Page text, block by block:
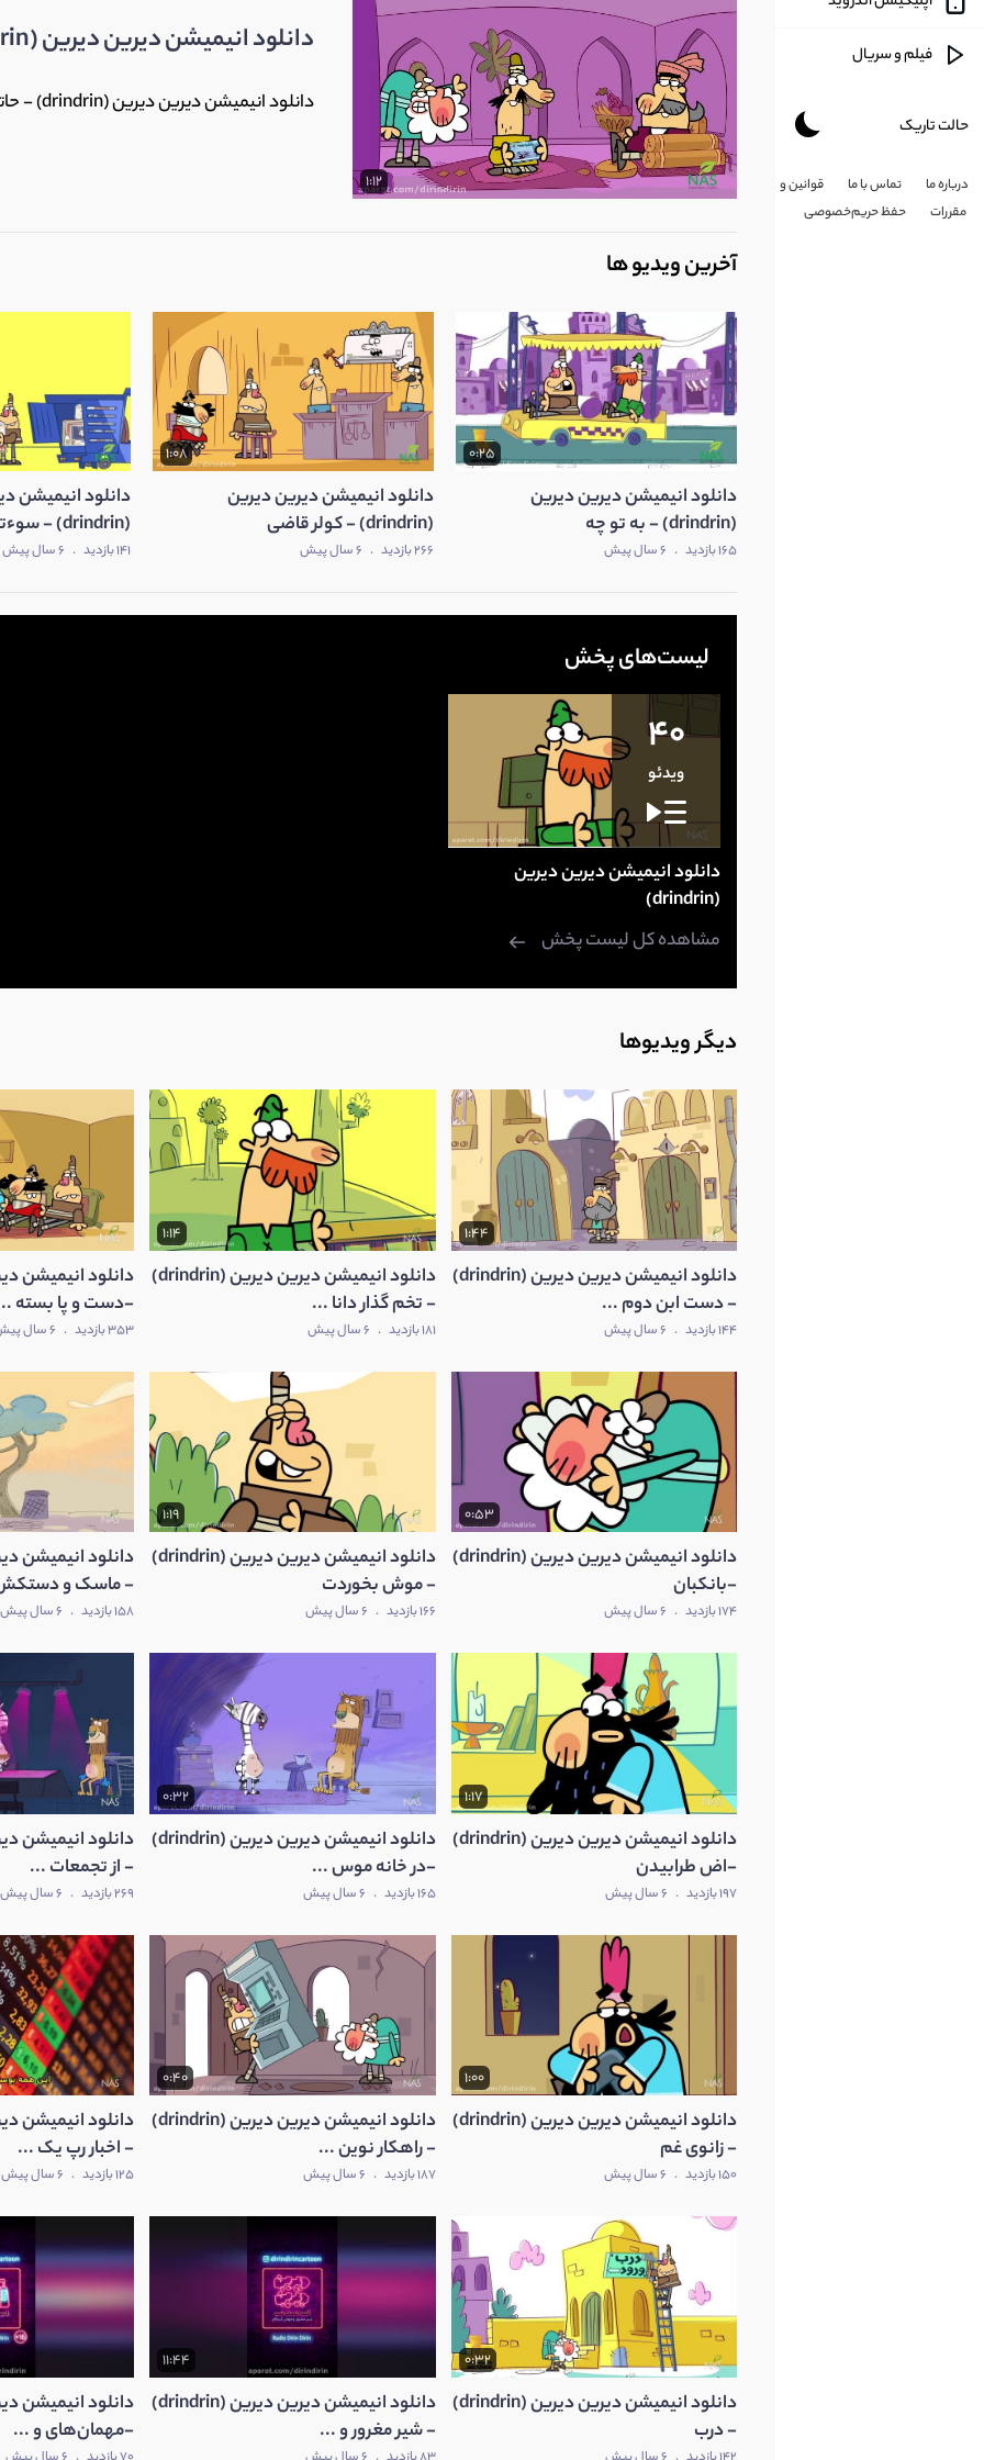
شخصی
فیلم و سریال
حالت تاریک
درباره ما تماس با ما
قوانین و
مقررات
حفظ حریم‌خصوصی
1:12
دانلود انیمیشن دیرین دیرین (drindrin) - حاتم طایی
دانلود انیمیشن دیرین دیرین (drindrin) - حاتم طایی
آخرین ویدیو ها
0:25
دانلود انیمیشن دیرین دیرین
(drindrin) - به تو چه
165 بازدید . 6 سال پیش
1:08
دانلود انیمیشن دیرین دیرین
(drindrin) - کولر قاضی
266 بازدید . 6 سال پیش
دانلود انیمیشن
(drindrin) - سوءتفاهم
141 بازدید . 6 سال پیش
لیست‌های پخش
40
ویدئو
دانلود انیمیشن دیرین دیرین
(drindrin)
مشاهده کل لیست پخش
دیگر ویدیوها
1:44
دانلود انیمیشن دیرین دیرین (drindrin)
- دست ابن دوم ...
144 بازدید . 6 سال پیش
1:14
دانلود انیمیشن دیرین دیرین (drindrin)
- تخم گذار دانا ...
181 بازدید . 6 سال پیش
-دست و پا بسته
353 بازدید . 6 سال پیش
0:53
دانلود انیمیشن دیرین دیرین (drindrin)
-بانکبان
174 بازدید . 6 سال پیش
1:19
دانلود انیمیشن دیرین دیرین (drindrin)
- موش بخوردت
166 بازدید . 6 سال پیش
- ماسک و
158 بازدید . 6 سال پیش
1:17
دانلود انیمیشن دیرین دیرین (drindrin)
-اض طرابیدن
197 بازدید . 6 سال پیش
0:32
دانلود انیمیشن دیرین دیرین (drindrin)
-در خانه موس ...
165 بازدید . 6 سال پیش
- از تجمعات ...
269 بازدید . 6 سال پیش
1:00
دانلود انیمیشن دیرین دیرین (drindrin)
- زانوی غم
150 بازدید . 6 سال پیش
0:40
دانلود انیمیشن دیرین دیرین (drindrin)
- راهکار نوین ...
187 بازدید . 6 سال پیش
- اخبار رپ یک ...
125 بازدید . 6 سال پیش
0:32
دانلود انیمیشن دیرین دیرین (drindrin)
- درب
11:44
دانلود انیمیشن دیرین دیرین (drindrin)
- شیر مغرور و ...
-مهمان‌های و ...